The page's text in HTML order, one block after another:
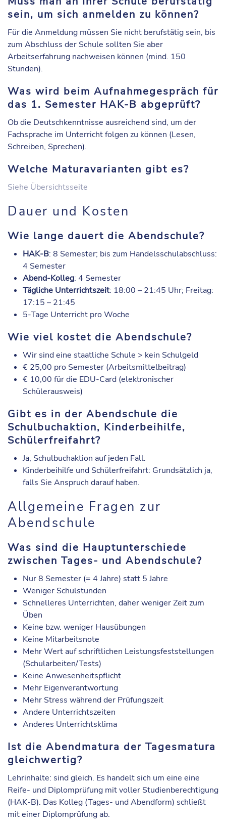
sein, um sich anmelden zu können?
Für die Anmeldung müssen Sie nicht berufstätig sein, bis
zum Abschluss der Schule sollten Sie aber
Arbeitserfahrung nachweisen können (mind. 150
Stunden).
Was wird beim Aufnahmegespräch für
das 1. Semester HAK-B abgeprüft?
Ob die Deutschkenntnisse ausreichend sind, um der
Fachsprache im Unterricht folgen zu können (Lesen,
Schreiben, Sprechen).
Welche Maturavarianten gibt es?
Siehe Übersichtsseite
Dauer und Kosten
Wie lange dauert die Abendschule?
HAK-B: 8 Semester; bis zum Handelsschulabschluss:
4 Semester
Abend-Kolleg: 4 Semester
Tägliche Unterrichtszeit: 18:00 – 21:45 Uhr; Freitag:
17:15 – 21:45
5-Tage Unterricht pro Woche
Wie viel kostet die Abendschule?
Wir sind eine staatliche Schule > kein Schulgeld
€ 25,00 pro Semester (Arbeitsmittelbeitrag)
€ 10,00 für die EDU-Card (elektronischer
Schülerausweis)
Gibt es in der Abendschule die
Schulbuchaktion, Kinderbeihilfe,
Schülerfreifahrt?
Ja, Schulbuchaktion auf jeden Fall.
Kinderbeihilfe und Schülerfreifahrt: Grundsätzlich ja,
falls Sie Anspruch darauf haben.
Allgemeine Fragen zur
Abendschule
Was sind die Hauptunterschiede
zwischen Tages- und Abendschule?
Nur 8 Semester (= 4 Jahre) statt 5 Jahre
Weniger Schulstunden
Schnelleres Unterrichten, daher weniger Zeit zum
Üben
Keine bzw. weniger Hausübungen
Keine Mitarbeitsnote
Mehr Wert auf schriftlichen Leistungsfeststellungen
(Schularbeiten/Tests)
Keine Anwesenheitspflicht
Mehr Eigenverantwortung
Mehr Stress während der Prüfungszeit
Andere Unterrichtszeiten
Anderes Unterrichtsklima
Ist die Abendmatura der Tagesmatura
gleichwertig?
Lehrinhalte: sind gleich. Es handelt sich um eine eine
Reife- und Diplomprüfung mit voller Studienberechtigung
(HAK-B). Das Kolleg (Tages- und Abendform) schließt
mit einer Diplomprüfung ab.